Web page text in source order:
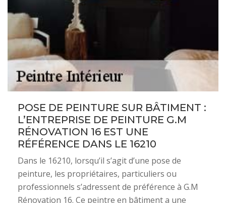
POSE DE PEINTURE SUR BÂTIMENT :
L’ENTREPRISE DE PEINTURE G.M
RÉNOVATION 16 EST UNE
RÉFÉRENCE DANS LE 16210
Dans le 16210, lorsqu’il s’agit d’une pose de
peinture, les propriétaires, particuliers ou
professionnels s’adressent de préférence à G.M
Rénovation 16. Ce peintre en bâtiment a une